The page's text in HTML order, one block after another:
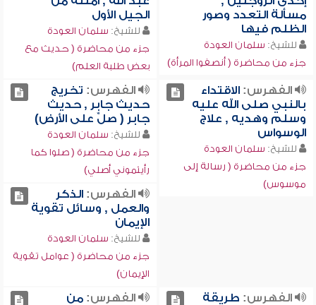
مسألة التعدد وصور
الظلم فيها
للشيخ: سلمان العودة
جزء من محاضرة ( أنصفوا المرأة)
الجيل الأول
للشيخ: سلمان العودة
جزء من محاضرة ( حديث مع
بعض طلبة العلم)
الفهرس:الاقتداء
بالنبي صلى الله عليه
وسلم وهديه , علاج
الوسواس
للشيخ: سلمان العودة
جزء من محاضرة ( رسالة إلى
موسوس)
الفهرس: تخريج
حديث جابر , حديث
جابر ( صلِّ على الأرض)
للشيخ: سلمان العودة
جزء من محاضرة ( صلوا كما
رأيتموني أصلي)
الفهرس:الذكر
والعمل , وسائل تقوية
الإيمان
للشيخ: سلمان العودة
جزء من محاضرة ( عوامل تقوية
الإيمان)
الفهرس: طريقة
الفهرس:من